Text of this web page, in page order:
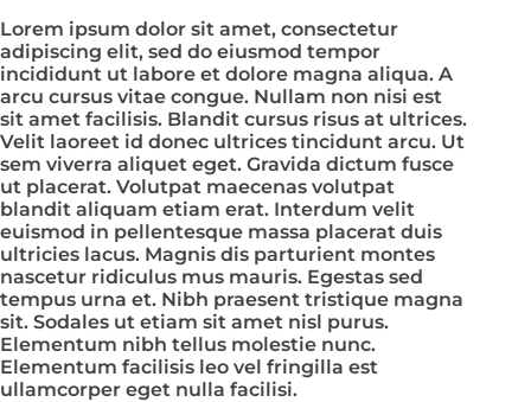
Lorem ipsum dolor sit amet, consectetur
adipiscing elit, sed do eiusmod tempor
incididunt ut labore et dolore magna aliqua. A
arcu cursus vitae congue. Nullam non nisi est
sit amet facilisis. Blandit cursus risus at ultrices.
Velit laoreet id donec ultrices tincidunt arcu. Ut
sem viverra aliquet eget. Gravida dictum fusce
ut placerat. Volutpat maecenas volutpat
blandit aliquam etiam erat. Interdum velit
euismod in pellentesque massa placerat duis
ultricies lacus. Magnis dis parturient montes
nascetur ridiculus mus mauris. Egestas sed
tempus urna et. Nibh praesent tristique magna
sit. Sodales ut etiam sit amet nisl purus.
Elementum nibh tellus molestie nunc.
Elementum facilisis leo vel fringilla est
ullamcorper eget nulla facilisi.